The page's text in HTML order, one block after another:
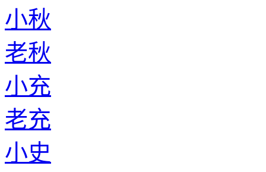
小秋
老秋
小充
老充
小史